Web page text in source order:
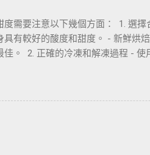
的搭配非常適合喜歡甜香和濃烈口
，會讓肉桂咖啡更加美味。 四、
以為菜餚增添香甜味道，如烤雞、
味的搭配吧！
需要注意以下幾個方面： 1. 選
有較好的酸度和甜度。 - 新鮮烘
。 2. 正確的冷凍和解凍過程 - 使
，防止溫度波動影響咖啡豆品質。
啡豆中。 4. 適當的包裝材料 - 使